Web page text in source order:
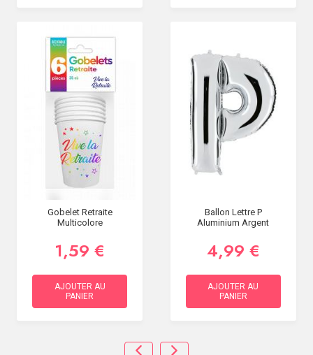
Gobelet Retraite
Multicolore
1,59 €
AJOUTER AU
PANIER
Ballon Lettre P
Aluminium Argent
4,99 €
AJOUTER AU
PANIER